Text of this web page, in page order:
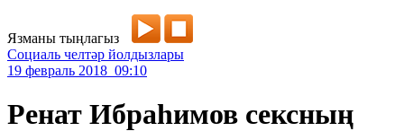
Язманы тыңлагыз
Социаль челтәр йолдызлары
19 февраль 2018 09:10
Ренат Ибраһимов сексның